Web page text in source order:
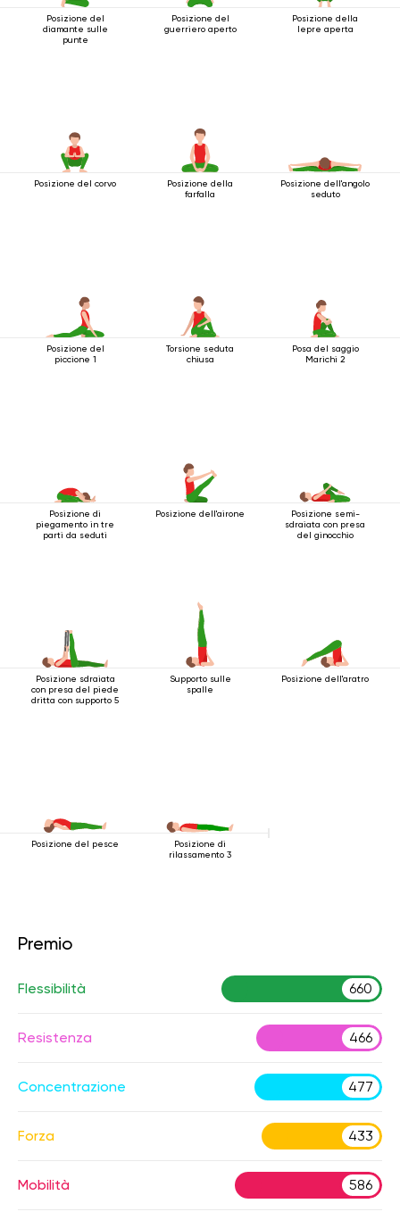
Posizione del
diamante sulle
punte
Posizione del
guerriero aperto
Posizione della
lepre aperta
Posizione del corvo
Posizione della
farfalla
Posizione dell'angolo
seduto
Posizione del
piccione 1
Torsione seduta
chiusa
Posa del saggio
Marichi 2
Posizione di
piegamento in tre
parti da seduti
Posizione dell'airone
Posizione semi-
sdraiata con presa
del ginocchio
Posizione sdraiata
con presa del piede
dritta con supporto 5
Supporto sulle
spalle
Posizione dell'aratro
Posizione del pesce
Posizione di
rilassamento 3
Premio
Flessibilità 660
Resistenza 466
Concentrazione 477
Forza 433
Mobilità 586